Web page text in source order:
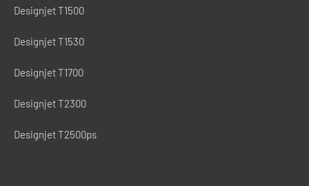
Designjet T1500
Designjet T1530
Designjet T1700
Designjet T2300
Designjet T2500ps